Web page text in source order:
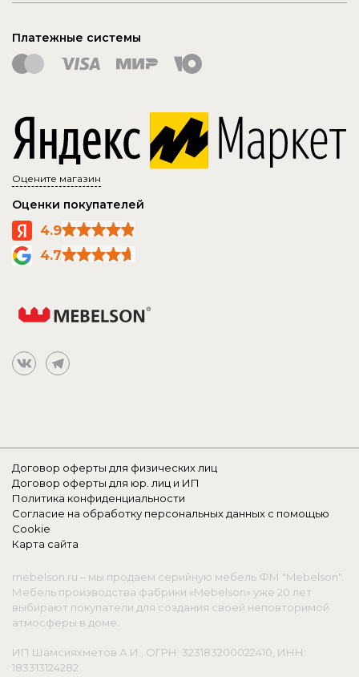
Платежные системы
Оцените магазин
Оценки покупателей
4.9
4.7
Договор оферты для физических лиц
Договор оферты для юр. лиц и ИП
Политика конфиденциальности
Согласие на обработку персональных данных с помощью
Cookie
Карта сайта
mebelson.ru – мы продаем серийную мебель ФМ "Mebelson".
Мебель производства фабрики «Mebelson» уже 20 лет
выбирают покупатели для создания своей неповторимой
атмосферы в доме.
ИП Шамсияхметов А.И., ОГРН: 323183200022410, ИНН:
183313124282